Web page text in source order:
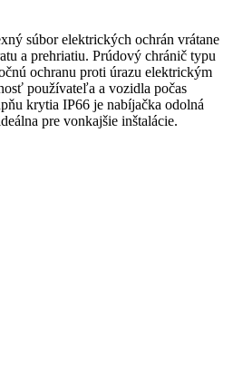
súbor elektrických ochrán vrátane
a prehriatiu. Prúdový chránič typu
ochranu proti úrazu elektrickým
používateľa a vozidla počas
krytia IP66 je nabíjačka odolná
pre vonkajšie inštalácie.